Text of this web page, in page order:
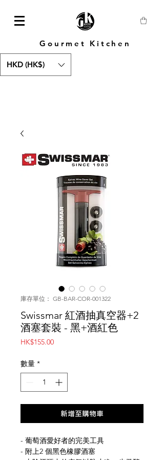
Gourmet Kitchen
HKD (HK$)
庫存單位： GB-BAR-COR-001322
Swissmar 紅酒抽真空器+2
酒塞套裝 - 黑+酒紅色
HK$155.00價
數量 *
新增至購物車
- 葡萄酒愛好者的完美工具
- 附上2 個黑色橡膠酒塞